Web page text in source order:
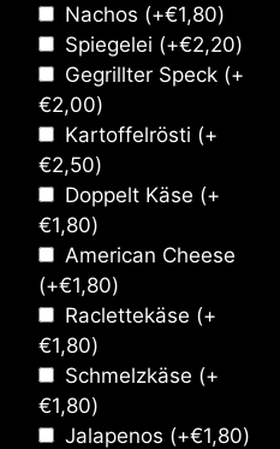
Nachos (+€1,80)
Spiegelei (+€2,20)
Gegrillter Speck (+
€2,00)
Kartoffelrösti (+
€2,50)
Doppelt Käse (+
€1,80)
American Cheese
(+€1,80)
Raclettekäse (+
€1,80)
Schmelzkäse (+
€1,80)
Jalapenos (+€1,80)